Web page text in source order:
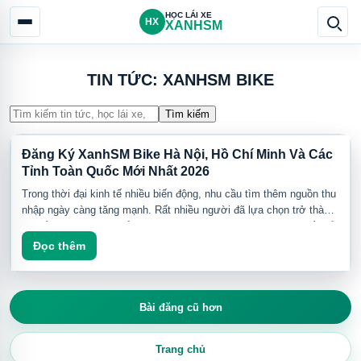
HX
HỌC LÁI XE
XANHSM
TIN TỨC: XANHSM BIKE
Tìm kiếm
Đăng Ký XanhSM Bike Hà Nội, Hồ Chí Minh Và Các
Tỉnh Toàn Quốc Mới Nhất 2026
Trong thời đại kinh tế nhiều biến động, nhu cầu tìm thêm nguồn thu
nhập ngày càng tăng mạnh. Rất nhiều người đã lựa chọn trở thành
định mỗi tháng.
Hiện nay, XanhSM Bike đang tuyển dụng tài xế tại Hà Nội, Hồ Chí
Minh và nhiều tỉnh thành trên toàn quốc với nhiều chính sách hỗ trợ
hấp dẫn dành cho tài xế mới.
Thì XanhSM Bike là lựa chọn đáng cân nhắc trong năm 2026.
Đọc thêm
Bài đăng cũ hơn
Trang chủ